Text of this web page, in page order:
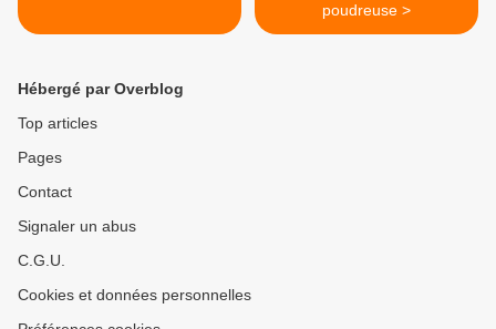
poudreuse >
Hébergé par Overblog
Top articles
Pages
Contact
Signaler un abus
C.G.U.
Cookies et données personnelles